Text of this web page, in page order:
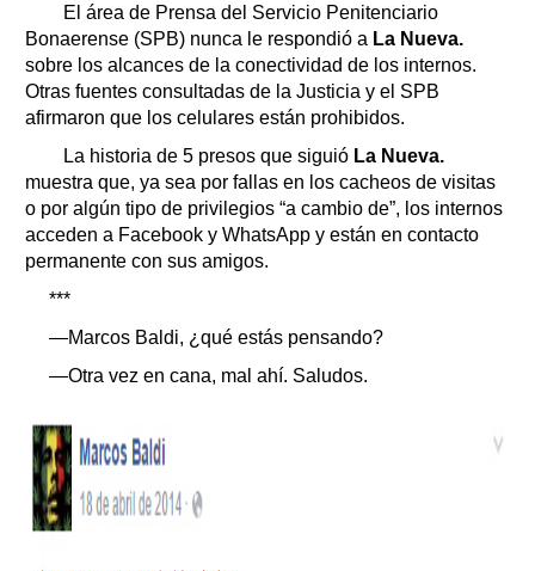
El área de Prensa del Servicio Penitenciario
Bonaerense (SPB) nunca le respondió a La Nueva.
sobre los alcances de la conectividad de los internos.
Otras fuentes consultadas de la Justicia y el SPB
afirmaron que los celulares están prohibidos.
La historia de 5 presos que siguió La Nueva.
muestra que, ya sea por fallas en los cacheos de visitas
o por algún tipo de privilegios “a cambio de”, los internos
acceden a Facebook y WhatsApp y están en contacto
permanente con sus amigos.
***
—Marcos Baldi, ¿qué estás pensando?
—Otra vez en cana, mal ahí. Saludos.